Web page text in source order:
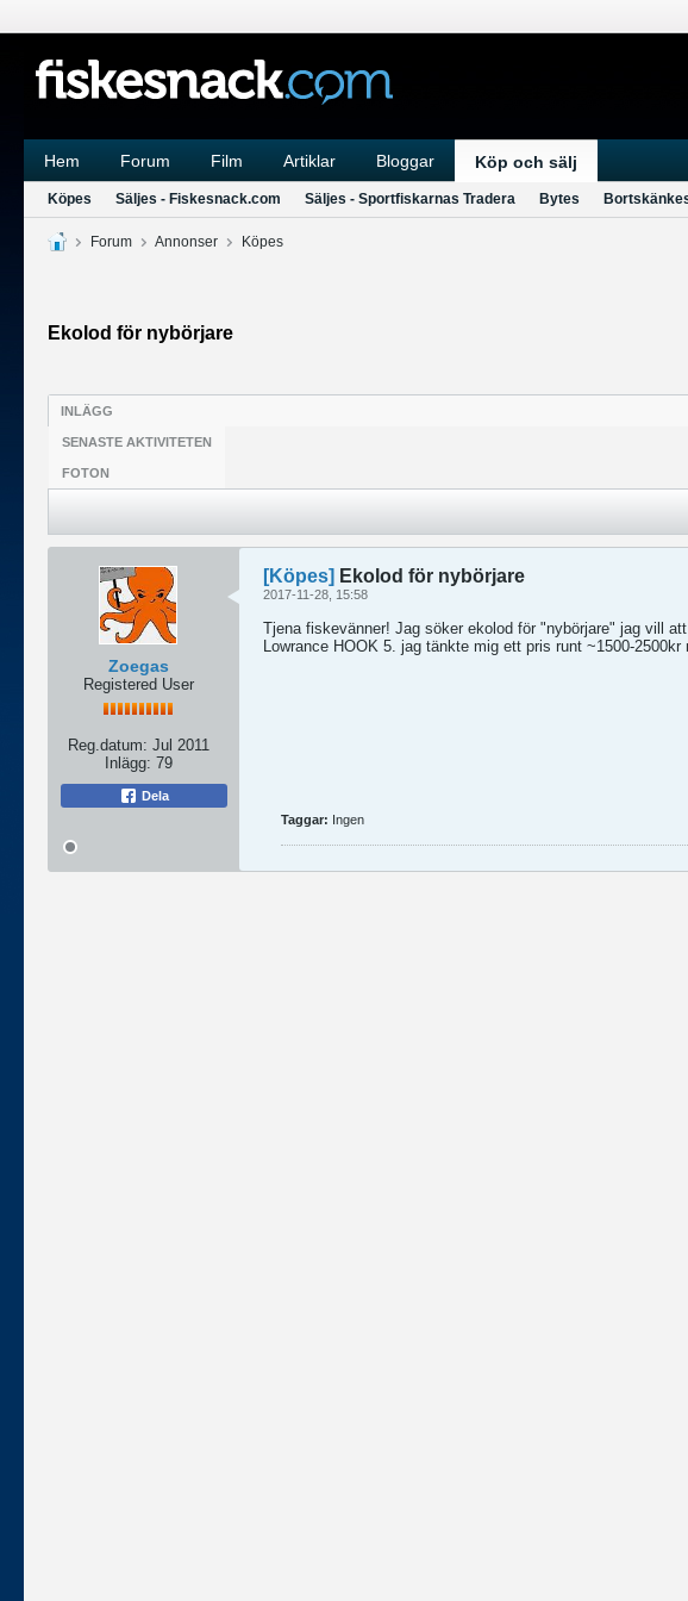
Hem Forum Film Artiklar Bloggar Köp och sälj
Köpes Säljes - Fiskesnack.com Säljes - Sportfiskarnas Tradera Bytes
Forum Annonser Köpes
Ekolod för nybörjare
INLÄGG
SENASTE AKTIVITETEN
FOTON
Zoegas
Registered User
Reg.datum: Jul 2011
Inlägg: 79
Dela
[Köpes] Ekolod för nybörjare
2017-11-28, 15:58
Tjena fiskevänner! Jag söker ekolod för "nybörjare" jag vill
Lowrance HOOK 5. jag tänkte mig ett pris runt ~1500-
Taggar: Ingen